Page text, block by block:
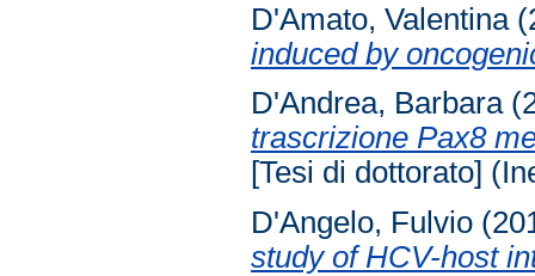
D'Amato, Valentina
induced by
D'Andrea, Barbara
trascrizione Pax8
[Tesi di dottorato]
D'Angelo, Fulvio
study of HCV-host